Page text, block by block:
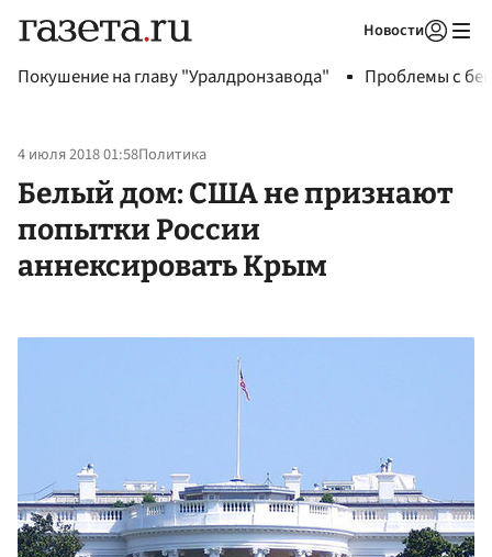
Новости
Покушение на главу "Уралдронзавода" Проблемы с
4 июля 2018 01:58Политика
Белый дом: США не признают
попытки России
аннексировать Крым